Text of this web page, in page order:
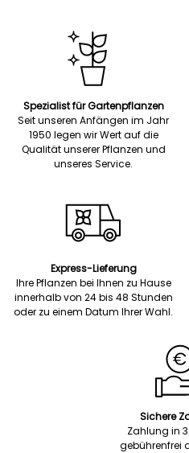
Spezialist für Gartenpflanzen
Seit unseren Anfängen im Jahr
1950 legen wir Wert auf die
Qualität unserer Pflanzen und
unseres Service.
Express-Lieferung
Ihre Pflanzen bei Ihnen zu Hause
innerhalb von 24 bis 48 Stunden
oder zu einem Datum Ihrer Wahl.
Sichere
Zahlung in
gebührenfrei